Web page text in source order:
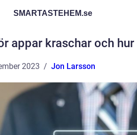
SMARTASTEHEM.se
appar kraschar och
2023 Jon Larsson